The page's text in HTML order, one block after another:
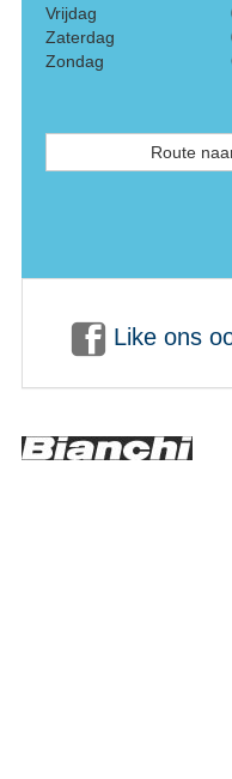
Vrijdag
Zaterdag
Zondag
Route
Like ons